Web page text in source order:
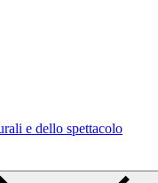
e dello spettacolo